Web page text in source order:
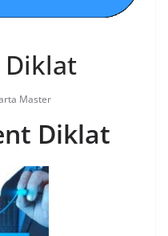
Diklat
Master
Diklat